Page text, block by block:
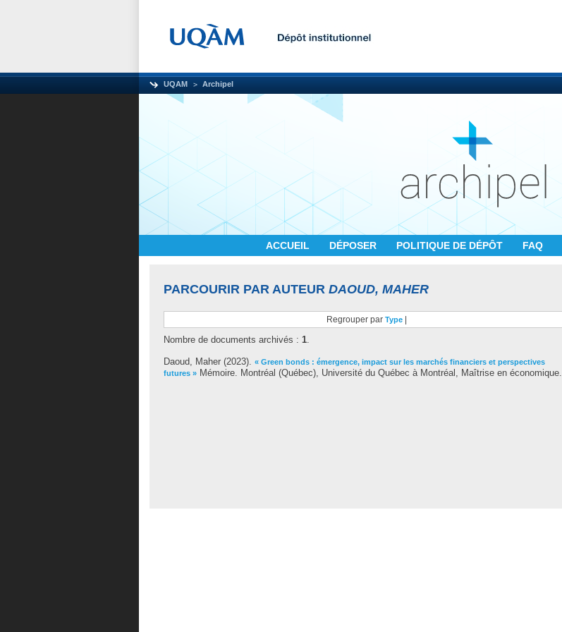
UQAM Archipel
ACCUEIL DÉPOSER POLITIQUE DE DÉPÔT FAQ
PARCOURIR PAR AUTEUR DAOUD, MAHER
Regrouper par Type
Nombre de documents archivés : 1.
Daoud, Maher (2023). « Green bonds : émergence, impact sur les marchés financiers et perspectives
futures » Mémoire. Montréal (Québec), Université du Québec à Montréal, Maîtrise en économique.